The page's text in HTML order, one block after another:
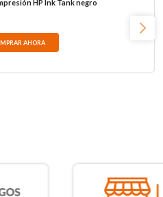
HP Ink Tank negro
AHORA